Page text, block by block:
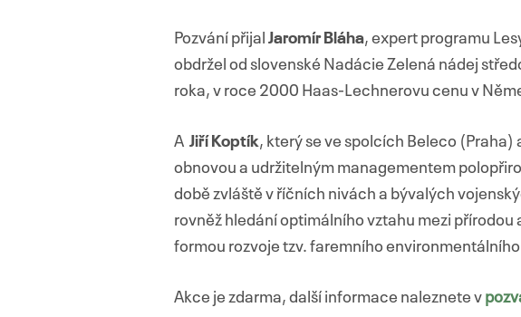
Pozvání přijal Jaromír Bláha, expert programu
obdržel od slovenské Nadácie Zelená nádej
roka, v roce 2000 Haas-Lechnerovu cenu v
A Jiří Koptík, který se ve spolcích Beleco
obnovou a udržitelným managementem
době zvláště v říčních nivách a bývalých
rovněž hledání optimálního vztahu mezi
formou rozvoje tzv. faremního
Akce je zdarma, další informace naleznete v